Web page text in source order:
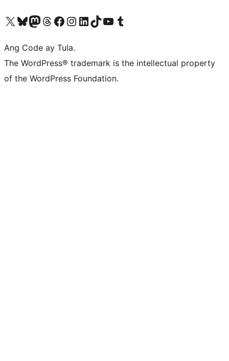
Visit our X (formerly Twitter) account
Bisitahin ang aming Bluesky account
Visit our Mastodon account
Bisitahin ang aming Threads account
Visit our Facebook page
Visit our Instagram account
Visit our LinkedIn account
Bisitahin ang aming TikTok account
Visit our YouTube channel
Bisitahin ang aming Tumblr account
Ang Code ay Tula.
The WordPress® trademark is the intellectual property
of the WordPress Foundation.